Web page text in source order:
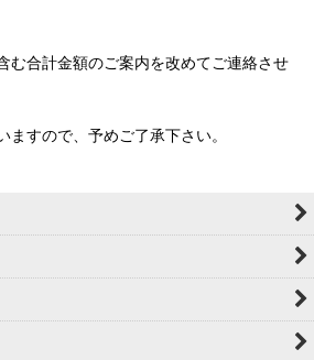
む合計金額のご案内を改めてご連絡させ
すので、予めご了承下さい。